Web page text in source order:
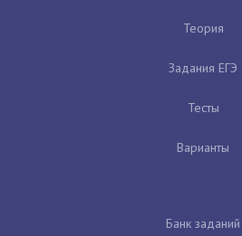
Теория
Задания ЕГЭ
Тесты
Варианты
Банк заданий